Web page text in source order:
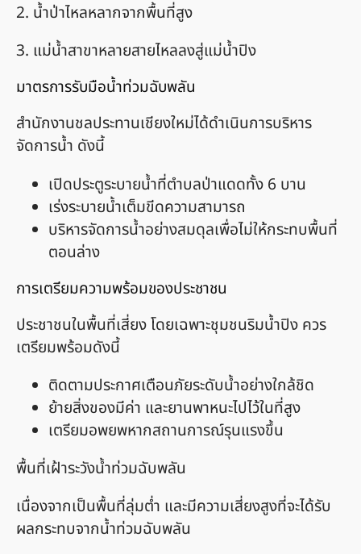
2. น้ำป่าไหลหลากจากพื้นที่สูง
3. แม่น้ำสาขาหลายสายไหลลงสู่แม่น้ำปิง
มาตรการรับมือน้ำท่วมฉับพลัน
สำนักงานชลประทานเชียงใหม่ได้ดำเนินการบริหาร
จัดการน้ำ ดังนี้
เปิดประตูระบายน้ำที่ตำบลป่าแดดทั้ง 6 บาน
เร่งระบายน้ำเต็มขีดความสามารถ
บริหารจัดการน้ำอย่างสมดุลเพื่อไม่ให้กระทบพื้นที่
ตอนล่าง
การเตรียมความพร้อมของประชาชน
ประชาชนในพื้นที่เสี่ยง โดยเฉพาะชุมชนริมน้ำปิง ควร
เตรียมพร้อมดังนี้
ติดตามประกาศเตือนภัยระดับน้ำอย่างใกล้ชิด
ย้ายสิ่งของมีค่า และยานพาหนะไปไว้ในที่สูง
เตรียมอพยพหากสถานการณ์รุนแรงขึ้น
พื้นที่เฝ้าระวังน้ำท่วมฉับพลัน
เนื่องจากเป็นพื้นที่ลุ่มต่ำ และมีความเสี่ยงสูงที่จะได้รับ
ผลกระทบจากน้ำท่วมฉับพลัน